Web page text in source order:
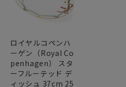
ロイヤルコペンハ
ーゲン（Royal Co
penhagen） スタ
ーフルーテッド デ
ィッシュ 37cm 25